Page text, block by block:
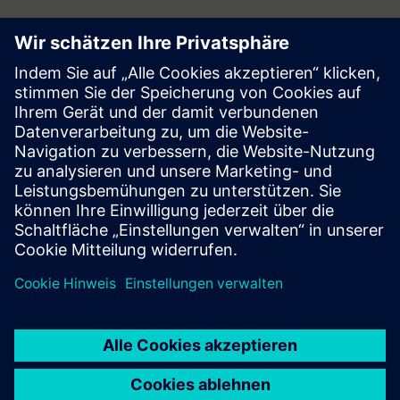
Follow
Press | Company | Siemens
© Siemens 1996 – 2026
Corporate Information
Privacy Notice
Cookie Notice
Digital ID